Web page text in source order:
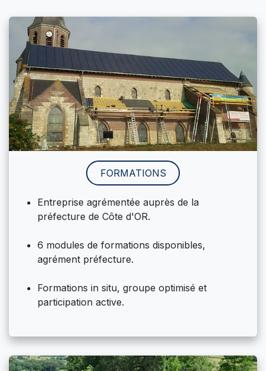
FORMATIONS
Entreprise agrémentée auprès de la
préfecture de Côte d'OR.
6 modules de formations disponibles,
agrément préfecture.
Formations in situ, groupe optimisé et
participation active.